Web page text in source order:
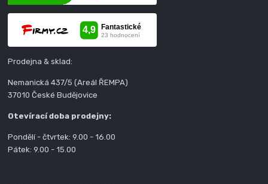
Prodejna & sklad:
Nemanická 437/5 (Areál ŘEMPA)
37010 České Budějovice
Otevírací doba prodejny:
Pondělí - čtvrtek: 9.00 - 16.00
Pátek: 9.00 - 15.00